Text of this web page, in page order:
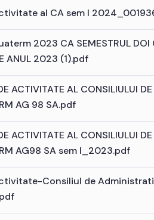
al CA sem I
2023 CA SEMESTRUL DOI
ANUL 2023 (1).pdf
ACTIVITATE AL CONSILIULUI
AG 98 SA.pdf
ACTIVITATE AL CONSILIULUI
AG98 SA sem I_2023.pdf
Consiliul de